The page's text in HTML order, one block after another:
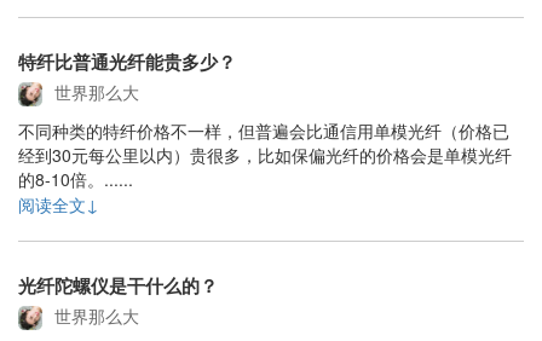
特纤比普通光纤能贵多少？
世界那么大
不同种类的特纤价格不一样，但普遍会比通信用单模光纤（价格已
经到30元每公里以内）贵很多，比如保偏光纤的价格会是单模光纤
的8-10倍。......
阅读全文↓
光纤陀螺仪是干什么的？
世界那么大